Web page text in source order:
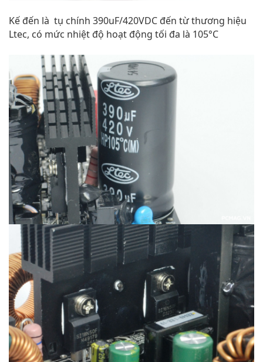
Kế đến là tụ chính 390uF/420VDC đến từ thương hiệu
Ltec, có mức nhiệt độ hoạt động tối đa là 105°C